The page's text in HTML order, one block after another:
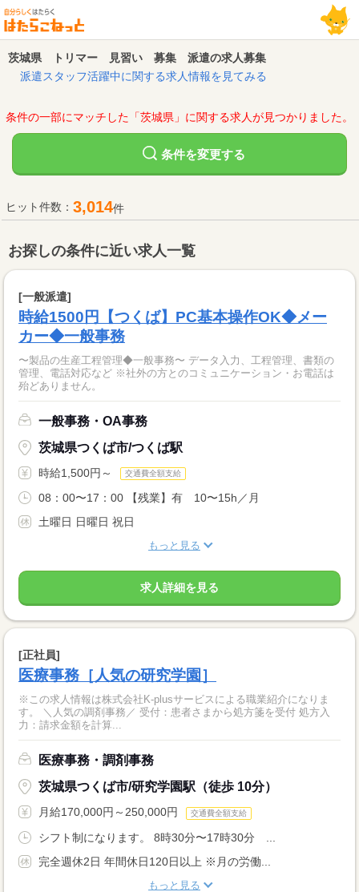
茨城県 トリマー 見習い 募集 派遣の求人募集
派遣スタッフ活躍中に関する求人情報を見てみる
条件の一部にマッチした「茨城県」に関する求人が見つかりました。
条件を変更する
ヒット件数： 3,014件
お探しの条件に近い求人一覧
[一般派遣]
時給1500円【つくば】PC基本操作OK◆メー
カー◆一般事務
〜製品の生産工程管理◆一般事務〜 データ入力、工程管理、書類の
管理、電話対応など ※社外の方とのコミュニケーション・お電話は
殆どありません。
一般事務・OA事務
茨城県つくば市/つくば駅
時給1,500円～ 交通費全額支給
08：00〜17：00 【残業】有 10〜15h／月
土曜日 日曜日 祝日
もっと見る
求人詳細を見る
[正社員]
医療事務［人気の研究学園］
※この求人情報は株式会社K-plusサービスによる職業紹介になりま
す。 ＼人気の調剤事務／ 受付：患者さまから処方箋を受付 処方入
力：請求金額を計算...
医療事務・調剤事務
茨城県つくば市/研究学園駅（徒歩 10分）
月給170,000円～250,000円 交通費全額支給
シフト制になります。 8時30分〜17時30分 ...
完全週休2日 年間休日120日以上 ※月の労働...
もっと見る